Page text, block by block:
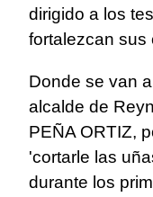
dirigido a los
fortalezcan sus
Donde se van
alcalde de
PEÑA ORTIZ,
'cortarle las
durante los